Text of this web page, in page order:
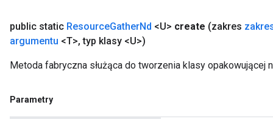
public static ResourceGatherNd <U> create (zakres
argumentu <T>, typ klasy <U>)
Metoda fabryczna służąca do tworzenia klasy opakowującej
Parametry